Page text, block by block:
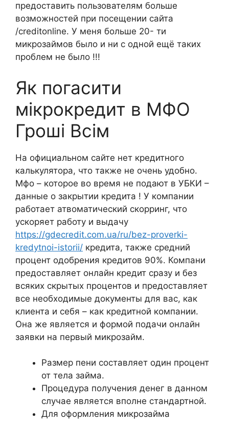
предоставить пользователям больше
возможностей при посещении сайта
/creditonline. У меня больше 20- ти
микрозаймов было и ни с одной ещё таких
проблем не было !!!
Як погасити
мікрокредит в МФО
Гроші Всім
На официальном сайте нет кредитного
калькулятора, что также не очень удобно.
Мфо – которое во время не подают в УБКИ –
данные о закрытии кредита ! У компании
работает атвоматический скорринг, что
ускоряет работу и выдачу
https://gdecredit.com.ua/ru/bez-proverki-
kredytnoi-istorii/ кредита, также средний
процент одобрения кредитов 90%. Компани
предоставляет онлайн кредит сразу и без
всяких скрытых процентов и предоставляет
все необходимые документы для вас, как
клиента и себя – как кредитной компании.
Она же является и формой подачи онлайн
заявки на первый микрозайм.
Размер пени составляет один процент
от тела займа.
Процедура получения денег в данном
случае является вполне стандартной.
Для оформления микрозайма